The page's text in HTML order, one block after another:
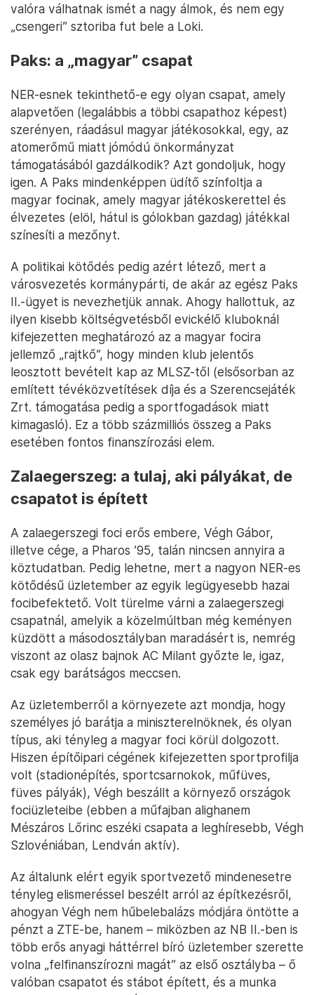
valóra válhatnak ismét a nagy álmok, és nem egy
„csengeri” sztoriba fut bele a Loki.
Paks: a „magyar” csapat
NER-esnek tekinthető-e egy olyan csapat, amely
alapvetően (legalábbis a többi csapathoz képest)
szerényen, ráadásul magyar játékosokkal, egy, az
atomerőmű miatt jómódú önkormányzat
támogatásából gazdálkodik? Azt gondoljuk, hogy
igen. A Paks mindenképpen üdítő színfoltja a
magyar focinak, amely magyar játékoskerettel és
élvezetes (elöl, hátul is gólokban gazdag) játékkal
színesíti a mezőnyt.
A politikai kötődés pedig azért létező, mert a
városvezetés kormánypárti, de akár az egész Paks
II.-ügyet is nevezhetjük annak. Ahogy hallottuk, az
ilyen kisebb költségvetésből evickélő kluboknál
kifejezetten meghatározó az a magyar focira
jellemző „rajtkő”, hogy minden klub jelentős
leosztott bevételt kap az MLSZ-től (elsősorban az
említett tévéközvetítések díja és a Szerencsejáték
Zrt. támogatása pedig a sportfogadások miatt
kimagasló). Ez a több százmilliós összeg a Paks
esetében fontos finanszírozási elem.
Zalaegerszeg: a tulaj, aki pályákat, de
csapatot is épített
A zalaegerszegi foci erős embere, Végh Gábor,
illetve cége, a Pharos ’95, talán nincsen annyira a
köztudatban. Pedig lehetne, mert a nagyon NER-es
kötődésű üzletember az egyik legügyesebb hazai
focibefektető. Volt türelme várni a zalaegerszegi
csapatnál, amelyik a közelmúltban még keményen
küzdött a másodosztályban maradásért is, nemrég
viszont az olasz bajnok AC Milant győzte le, igaz,
csak egy barátságos meccsen.
Az üzletemberről a környezete azt mondja, hogy
személyes jó barátja a miniszterelnöknek, és olyan
típus, aki tényleg a magyar foci körül dolgozott.
Hiszen építőipari cégének kifejezetten sportprofilja
volt (stadionépítés, sportcsarnokok, műfüves,
füves pályák), Végh beszállt a környező országok
fociüzleteibe (ebben a műfajban alighanem
Mészáros Lőrinc eszéki csapata a leghíresebb, Végh
Szlovéniában, Lendván aktív).
Az általunk elért egyik sportvezető mindenesetre
tényleg elismeréssel beszélt arról az építkezésről,
ahogyan Végh nem hűbelebalázs módjára öntötte a
pénzt a ZTE-be, hanem – miközben az NB II.-ben is
több erős anyagi háttérrel bíró üzletember szerette
volna „felfinanszírozni magát” az első osztályba – ő
valóban csapatot és stábot épített, és a munka